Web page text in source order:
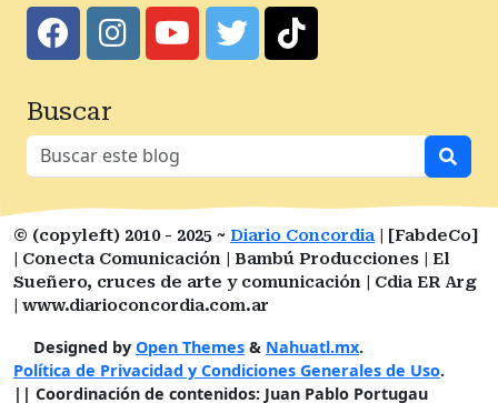
Buscar
© (copyleft) 2010 - 2025 ~ Diario Concordia | [FabdeCo]
| Conecta Comunicación | Bambú Producciones | El
Sueñero, cruces de arte y comunicación | Cdia ER Arg
| www.diarioconcordia.com.ar
Designed by Open Themes & Nahuatl.mx.
Política de Privacidad y Condiciones Generales de Uso.
|| Coordinación de contenidos: Juan Pablo Portugau